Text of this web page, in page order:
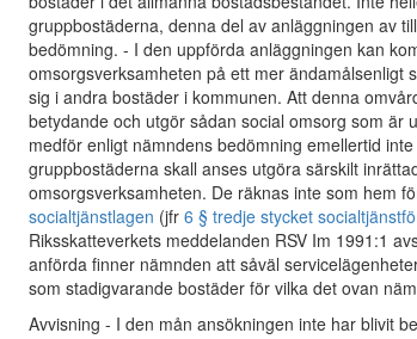
gruppbostäderna, denna del av anläggningen av
bedömning. - I den uppförda anläggningen kan
omsorgsverksamheten på ett mer ändamålsenligt
sig i andra bostäder i kommunen. Att denna
betydande och utgör sådan social omsorg som är
medför enligt nämndens bedömning emellertid
gruppbostäderna skall anses utgöra särskilt
omsorgsverksamheten. De räknas inte som hem
socialtjänstlagen (jfr 6 § tredje stycket
Riksskatteverkets meddelanden RSV Im 1991:1
anförda finner nämnden att såväl
som stadigvarande bostäder för vilka det ovan
Avvisning - I den mån ansökningen inte har blivit